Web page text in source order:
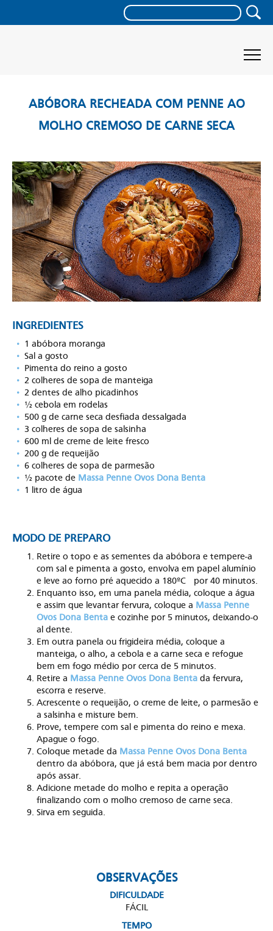
ABÓBORA RECHEADA COM PENNE AO
MOLHO CREMOSO DE CARNE SECA
INGREDIENTES
1 abóbora moranga
Sal a gosto
Pimenta do reino a gosto
2 colheres de sopa de manteiga
2 dentes de alho picadinhos
½ cebola em rodelas
500 g de carne seca desfiada dessalgada
3 colheres de sopa de salsinha
600 ml de creme de leite fresco
200 g de requeijão
6 colheres de sopa de parmesão
½ pacote de Massa Penne Ovos Dona Benta
1 litro de água
MODO DE PREPARO
Retire o topo e as sementes da abóbora e tempere-a
com sal e pimenta a gosto, envolva em papel alumínio
e leve ao forno pré aquecido a 180ºC por 40 minutos.
Enquanto isso, em uma panela média, coloque a água
e assim que levantar fervura, coloque a Massa Penne
Ovos Dona Benta e cozinhe por 5 minutos, deixando-o
al dente.
Em outra panela ou frigideira média, coloque a
manteiga, o alho, a cebola e a carne seca e refogue
bem em fogo médio por cerca de 5 minutos.
Retire a Massa Penne Ovos Dona Benta da fervura,
escorra e reserve.
Acrescente o requeijão, o creme de leite, o parmesão e
a salsinha e misture bem.
Prove, tempere com sal e pimenta do reino e mexa.
Apague o fogo.
Coloque metade da Massa Penne Ovos Dona Benta
dentro da abóbora, que já está bem macia por dentro
após assar.
Adicione metade do molho e repita a operação
finalizando com o molho cremoso de carne seca.
Sirva em seguida.
OBSERVAÇÕES
DIFICULDADE
FÁCIL
TEMPO